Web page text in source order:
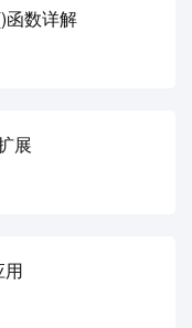
函数详解
展
用